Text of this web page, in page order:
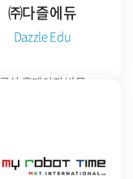
㈜다즐에듀
Dazzle Edu
공식 홈페이지 방문